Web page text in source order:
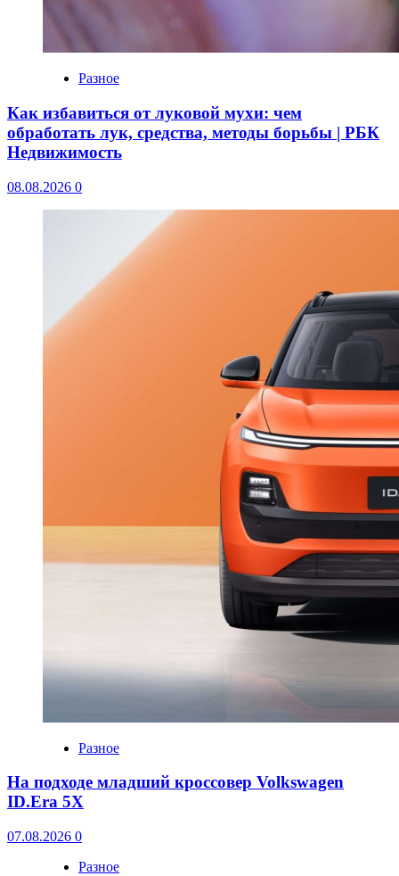
Разное
Как избавиться от луковой мухи: чем
обработать лук, средства, методы борьбы | РБК
Недвижимость
08.08.2026 0
Разное
На подходе младший кроссовер Volkswagen
ID.Era 5X
07.08.2026 0
Разное